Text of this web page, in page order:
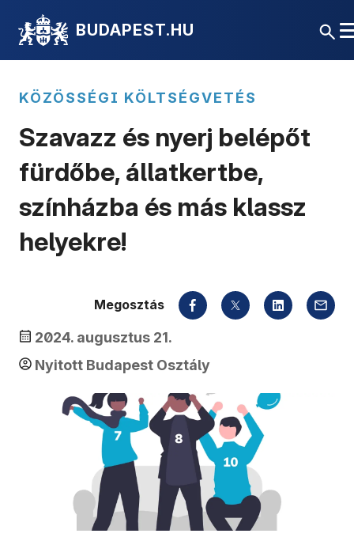
BUDAPEST.HU
KÖZÖSSÉGI KÖLTSÉGVETÉS
Szavazz és nyerj belépőt
fürdőbe, állatkertbe,
színházba és más klassz
helyekre!
2024. augusztus 21.
Nyitott Budapest Osztály
Megosztás